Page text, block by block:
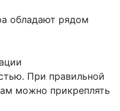
обладают рядом
При правильной
можно прикреплять